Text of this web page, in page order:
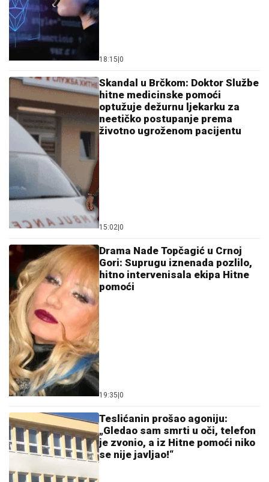
18:15 0
Skandal u Brčkom: Doktor Službe
hitne medicinske pomoći
optužuje dežurnu ljekarku za
neetičko postupanje prema
životno ugroženom pacijentu
15:02 0
Drama Nade Topčagić u Crnoj
Gori: Suprugu iznenada pozlilo,
hitno intervenisala ekipa Hitne
pomoći
19:35 0
Teslićanin prošao agoniju:
„Gledao sam smrti u oči, telefon
je zvonio, a iz Hitne pomoći niko
se nije javljao!“